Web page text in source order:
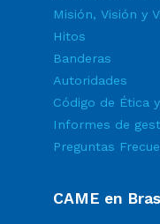
Misión, Visión y
Hitos
Banderas
Autoridades
Código de Ética
Informes de
Preguntas
CAME en